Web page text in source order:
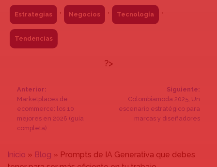
Estrategias Negocios Tecnología
Tendencias
?>
N
e
Anterior:
Marketplaces de
ecommerce: los 10
mejores en 2026 (guía
completa)
Siguiente:
Colombiamoda 2025, Un
escenario estratégico para
marcas y diseñadores
Inicio » Blog » Prompts de IA Generativa que debes